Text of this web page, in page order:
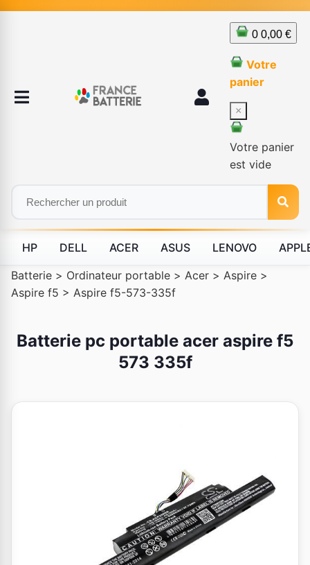
0 0,00 €
Votre
panier
×
Votre panier
est vide
HP DELL ACER ASUS LENOVO
Batterie > Ordinateur portable > Acer > Aspire >
Aspire f5 > Aspire f5-573-335f
Batterie pc portable acer aspire f5
573 335f